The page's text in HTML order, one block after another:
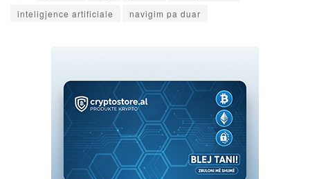
inteligjence artificiale
navigim pa duar